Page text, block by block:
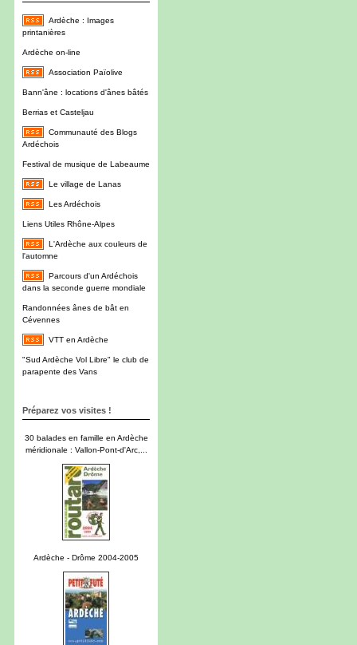
Ardèche : Images
printanières
Ardèche on-line
Association Païolive
Bann'âne : locations d'ânes bâtés
Berrias et Casteljau
Communauté des Blogs
Ardéchois
Festival de musique de Labeaume
Le village de Lanas
Les Ardéchois
Liens Utiles Rhône-Alpes
L'Ardèche aux couleurs de
l'automne
Parcours d'un Ardéchois
dans la seconde guerre mondiale
Randonnées ânes de bât en
Cévennes
VTT en Ardèche
"Sud Ardèche Vol Libre" le club de
parapente des Vans
Préparez vos visites !
30 balades en famille en Ardèche
méridionale : Vallon-Pont-d'Arc,...
Ardèche - Drôme 2004-2005